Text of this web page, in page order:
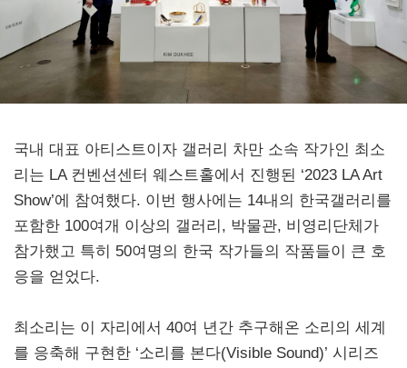
국내 대표 아티스트이자 갤러리 차만 소속 작가인 최소
리는 LA 컨벤션센터 웨스트홀에서 진행된 ‘2023 LA Art
Show’에 참여했다. 이번 행사에는 14내의 한국갤러리를
포함한 100여개 이상의 갤러리, 박물관, 비영리단체가
참가했고 특히 50여명의 한국 작가들의 작품들이 큰 호
응을 얻었다.
최소리는 이 자리에서 40여 년간 추구해온 소리의 세계
를 응축해 구현한 ‘소리를 본다(Visible Sound)’ 시리즈